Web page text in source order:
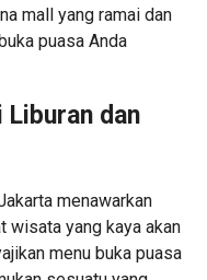
mall yang ramai dan
puasa Anda
Liburan dan
menawarkan
wisata yang kaya akan
menu buka puasa